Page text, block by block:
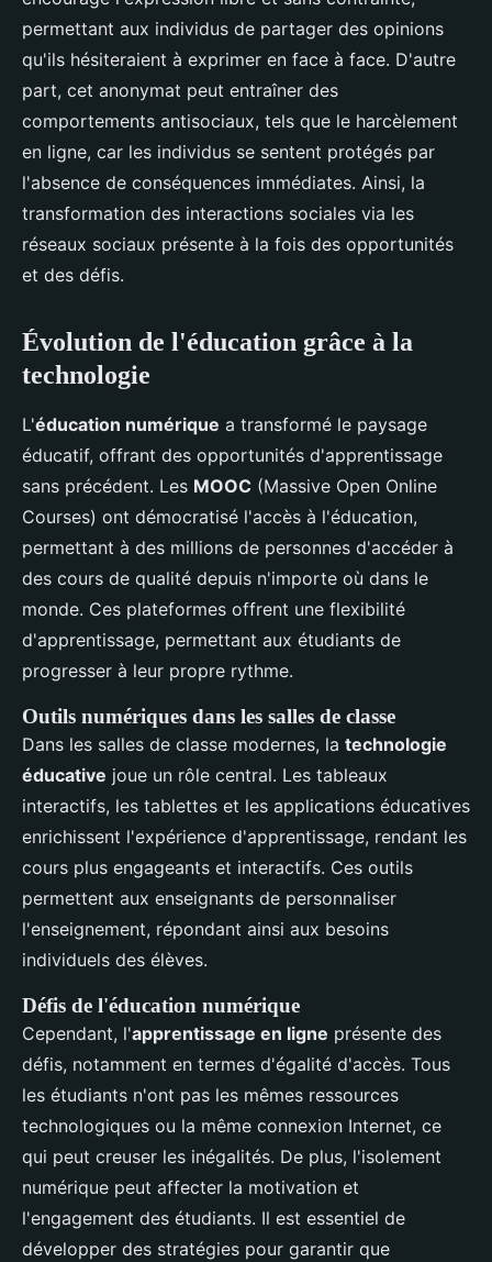
permettant aux individus de partager des opinions
qu'ils hésiteraient à exprimer en face à face. D'autre
part, cet anonymat peut entraîner des
comportements antisociaux, tels que le harcèlement
en ligne, car les individus se sentent protégés par
l'absence de conséquences immédiates. Ainsi, la
transformation des interactions sociales via les
réseaux sociaux présente à la fois des opportunités
et des défis.
Évolution de l'éducation grâce à la
technologie
L'éducation numérique a transformé le paysage
éducatif, offrant des opportunités d'apprentissage
sans précédent. Les MOOC (Massive Open Online
Courses) ont démocratisé l'accès à l'éducation,
permettant à des millions de personnes d'accéder à
des cours de qualité depuis n'importe où dans le
monde. Ces plateformes offrent une flexibilité
d'apprentissage, permettant aux étudiants de
progresser à leur propre rythme.
Outils numériques dans les salles de classe
Dans les salles de classe modernes, la technologie
éducative joue un rôle central. Les tableaux
interactifs, les tablettes et les applications éducatives
enrichissent l'expérience d'apprentissage, rendant les
cours plus engageants et interactifs. Ces outils
permettent aux enseignants de personnaliser
l'enseignement, répondant ainsi aux besoins
individuels des élèves.
Défis de l'éducation numérique
Cependant, l'apprentissage en ligne présente des
défis, notamment en termes d'égalité d'accès. Tous
les étudiants n'ont pas les mêmes ressources
technologiques ou la même connexion Internet, ce
qui peut creuser les inégalités. De plus, l'isolement
numérique peut affecter la motivation et
l'engagement des étudiants. Il est essentiel de
développer des stratégies pour garantir que